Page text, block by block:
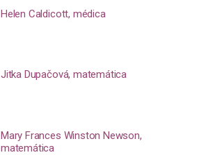
Helen Caldicott, médica
Jitka Dupačová, matemática
Mary Frances Winston Newson,
matemática